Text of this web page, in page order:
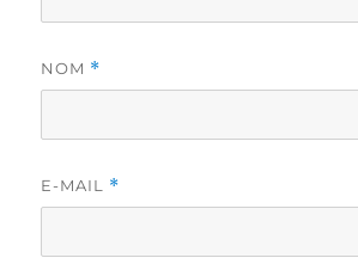
NOM *
E-MAIL *